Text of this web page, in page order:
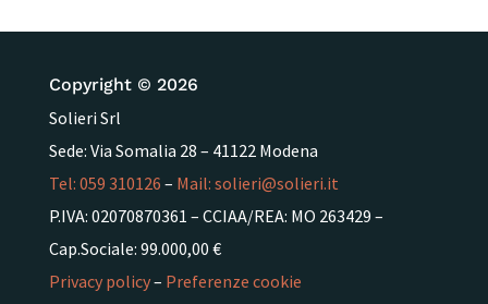
Copyright © 2026
Solieri Srl
Sede: Via Somalia 28 – 41122 Modena
Tel: 059 310126 – Mail: solieri@solieri.it
P.IVA: 02070870361 – CCIAA/REA: MO 263429 –
Cap.Sociale: 99.000,00 €
Privacy policy– Preferenze cookie